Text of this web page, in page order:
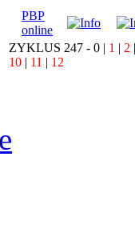
PBP
online
ZYKLUS 247 - 0 | 1 | 2
10 | 11 | 12